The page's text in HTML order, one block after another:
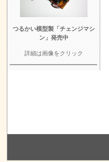
つるかい模型製「チェンジマシ
ン」発売中
詳細は画像をクリック